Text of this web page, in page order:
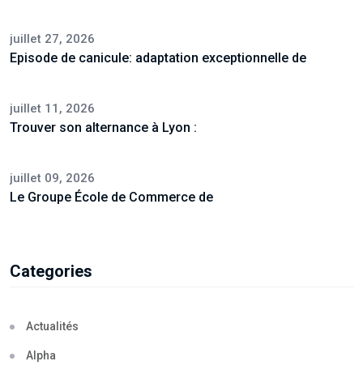
juillet 27, 2026
Episode de canicule: adaptation exceptionnelle de
juillet 11, 2026
Trouver son alternance à Lyon :
juillet 09, 2026
Le Groupe École de Commerce de
Categories
Actualités
Alpha